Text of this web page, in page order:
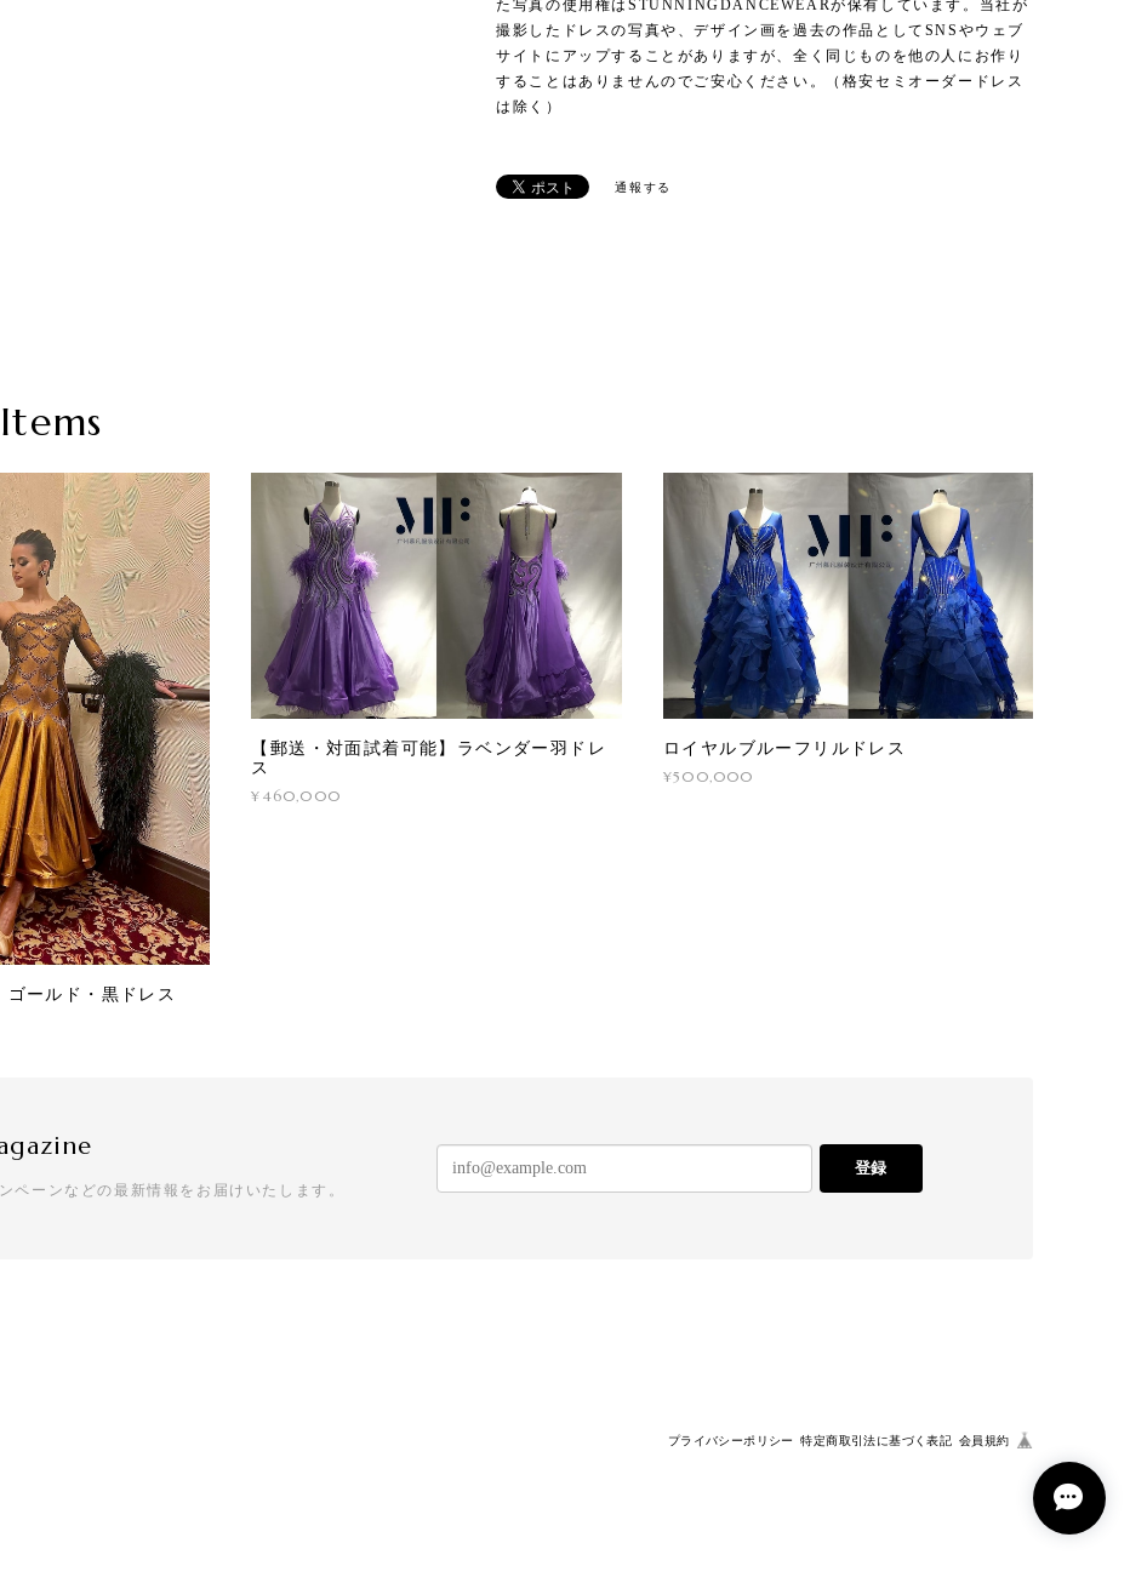
た写真の使用権はSTUNNINGDANCEWEARが保有しています。当社が
撮影したドレスの写真や、デザイン画を過去の作品としてSNSやウェブ
サイトにアップすることがありますが、全く同じものを他の人にお作り
することはありませんのでご安心ください。（格安セミオーダードレス
は除く）
通報する
ールド・黒ドレス
【郵送・対面試着可能】ラベンダー羽ドレ
ス
¥460,000
ロイヤルブルーフリルドレス
¥500,000
ペーンなどの最新情報をお届けいたします。
登録
プライバシーポリシー 特定商取引法に基づく表記 会員規約